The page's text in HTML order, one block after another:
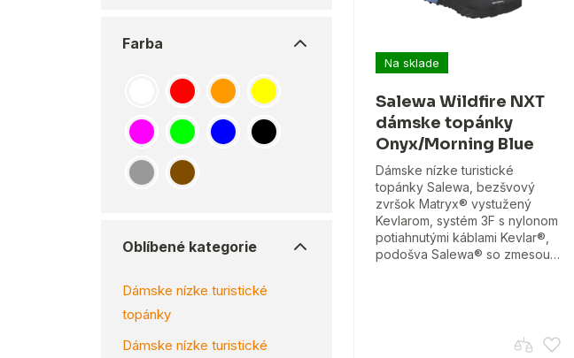
Farba
Oblíbené kategorie
Dámske nízke turistické
topánky
Dámske nízke turistické
Na sklade
Salewa Wildfire NXT
dámske topánky
Onyx/Morning Blue
Dámske nízke turistické
topánky Salewa, bezšvový
zvršok Matryx® vystužený
Kevlarom, systém 3F s nylonom
potiahnutými káblami Kevlar®,
podošva Salewa® so zmesou…